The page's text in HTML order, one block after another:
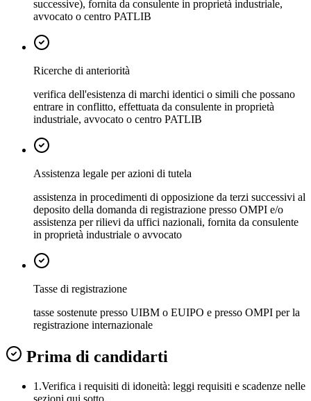
successive), fornita da consulente in proprietà industriale,
avvocato o centro PATLIB
Ricerche di anteriorità
verifica dell'esistenza di marchi identici o simili che possano
entrare in conflitto, effettuata da consulente in proprietà
industriale, avvocato o centro PATLIB
Assistenza legale per azioni di tutela
assistenza in procedimenti di opposizione da terzi successivi al
deposito della domanda di registrazione presso OMPI e/o
assistenza per rilievi da uffici nazionali, fornita da consulente
in proprietà industriale o avvocato
Tasse di registrazione
tasse sostenute presso UIBM o EUIPO e presso OMPI per la
registrazione internazionale
Prima di candidarti
1.Verifica i requisiti di idoneità: leggi requisiti e scadenze nelle
sezioni qui sotto.